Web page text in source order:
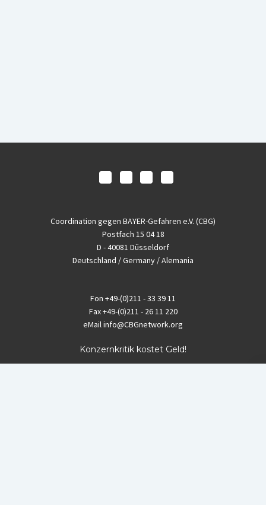
Coordination gegen BAYER-Gefahren e.V. (CBG)
Postfach 15 04 18
D - 40081 Düsseldorf
Deutschland / Germany / Alemania
Fon +49-(0)211 - 33 39 11
Fax+49-(0)211 - 26 11 220
eMailinfo@CBGnetwork.org
Konzernkritik kostet Geld!